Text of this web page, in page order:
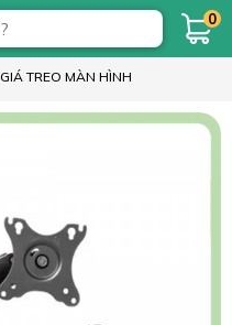
0
GIÁ TREO MÀN HÌNH